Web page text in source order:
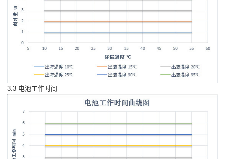
3.3 电池工作时间